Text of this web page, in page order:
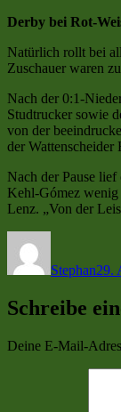
Derby bei Rot-
Natürlich rollt bei
Zuschauer waren
Nach der 0:1-
Studtrucker sowie
von der
der
Nach der Pause
Kehl-Gómez wenig
Lenz. „Von der
Stephan29.
Schreibe
Deine E-Mail-